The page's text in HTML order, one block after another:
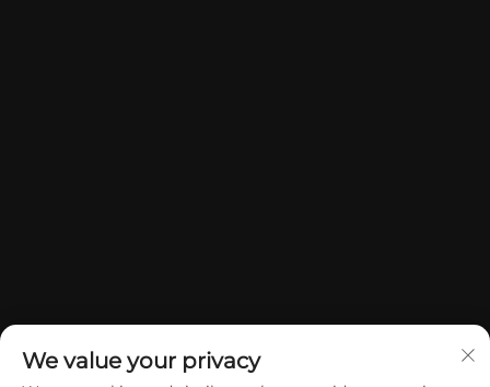
We value your privacy